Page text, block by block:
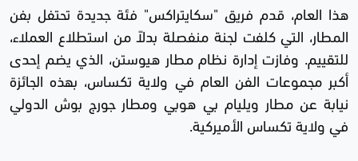
هذا العام، قدم فريق "سكايتراكس" فئة جديدة تحتفل بفن
المطار، التي كلفت لجنة منفصلة بدلاً من استطلاع العملاء،
للتقييم. وفازت إدارة نظام مطار هيوستن، الذي يضم إحدى
أكبر مجموعات الفن العام في ولاية تكساس، بهذه الجائزة
نيابة عن مطار ويليام بي هوبي ومطار جورج بوش الدولي
في ولاية تكساس الأميركية.